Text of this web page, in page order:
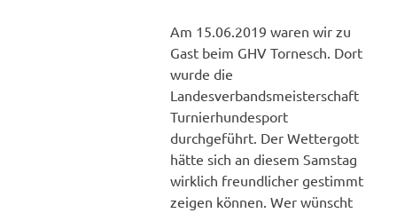
Am 15.06.2019 waren wir zu
Gast beim GHV Tornesch. Dort
wurde die
Landesverbandsmeisterschaft
Turnierhundesport
durchgeführt. Der Wettergott
hätte sich an diesem Samstag
wirklich freundlicher gestimmt
zeigen können. Wer wünscht